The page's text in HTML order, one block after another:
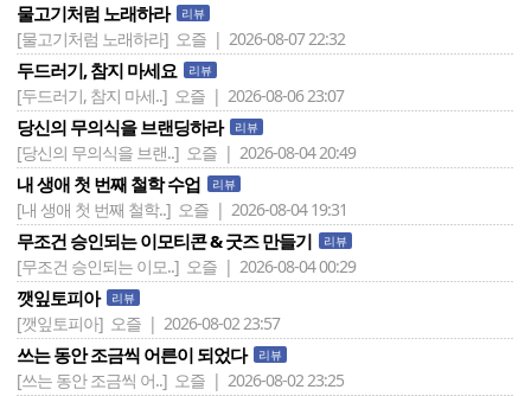
물고기처럼 노래하라 리뷰
[물고기처럼 노래하라] 오즐 | 2026-08-07 22:32
두드러기, 참지 마세요 리뷰
[두드러기, 참지 마세..] 오즐 | 2026-08-06 23:07
당신의 무의식을 브랜딩하라 리뷰
[당신의 무의식을 브랜..] 오즐 | 2026-08-04 20:49
내 생애 첫 번째 철학 수업 리뷰
[내 생애 첫 번째 철학..] 오즐 | 2026-08-04 19:31
무조건 승인되는 이모티콘 & 굿즈 만들기 리뷰
[무조건 승인되는 이모..] 오즐 | 2026-08-04 00:29
깻잎토피아 리뷰
[깻잎토피아] 오즐 | 2026-08-02 23:57
쓰는 동안 조금씩 어른이 되었다 리뷰
[쓰는 동안 조금씩 어..] 오즐 | 2026-08-02 23:25